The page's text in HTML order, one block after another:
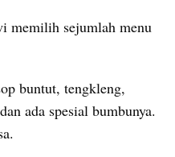
memilih sejumlah menu
buntut, tengkleng,
ada spesial bumbunya.